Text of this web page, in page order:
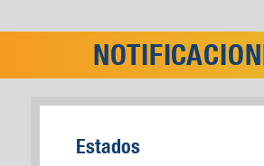
Estados